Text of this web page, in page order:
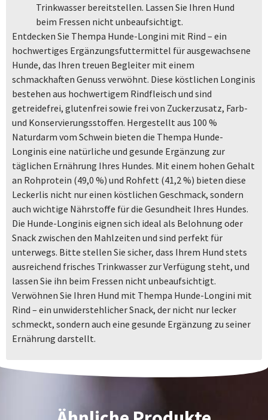
Trinkwasser bereitstellen. Lassen Sie Ihren Hund
beim Fressen nicht unbeaufsichtigt.
Entdecken Sie Thempa Hunde-Longini mit Rind – ein
hochwertiges Ergänzungsfuttermittel für ausgewachsene
Hunde, das Ihren treuen Begleiter mit einem
schmackhaften Genuss verwöhnt. Diese köstlichen Longinis
bestehen aus hochwertigem Rindfleisch und sind
getreidefrei, glutenfrei sowie frei von Zuckerzusatz, Farb-
und Konservierungsstoffen. Hergestellt aus 100 %
Naturdarm vom Schwein bieten die Thempa Hunde-
Longinis eine natürliche und gesunde Ergänzung zur
täglichen Ernährung Ihres Hundes. Mit einem hohen Gehalt
an Rohprotein (49,0 %) und Rohfett (41,2 %) bieten diese
Leckerlis nicht nur einen köstlichen Geschmack, sondern
auch wichtige Nährstoffe für die Gesundheit Ihres Hundes.
Die Hunde-Longinis eignen sich ideal als Belohnung oder
Snack zwischen den Mahlzeiten und sind perfekt für
unterwegs. Bitte stellen Sie sicher, dass Ihrem Hund stets
ausreichend frisches Trinkwasser zur Verfügung steht, und
lassen Sie ihn beim Fressen nicht unbeaufsichtigt.
Verwöhnen Sie Ihren Hund mit Thempa Hunde-Longini mit
Rind – ein unwiderstehlicher Snack, der nicht nur lecker
schmeckt, sondern auch eine gesunde Ergänzung zu seiner
Ernährung darstellt.